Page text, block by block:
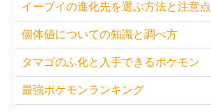
イーブイの進化先を選ぶ方法と注意点
個体値についての知識と調べ方
タマゴのふ化と入手できるポケモン
最強ポケモンランキング